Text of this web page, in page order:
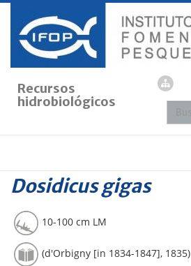
Recursos
hidrobiológicos
Dosidicus gigas
10-100 cm LM
(d'Orbigny [in 1834-1847], 1835)